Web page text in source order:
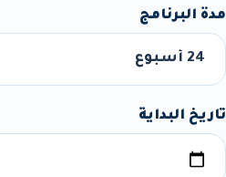
مدة البرنامج
تاريخ البداية